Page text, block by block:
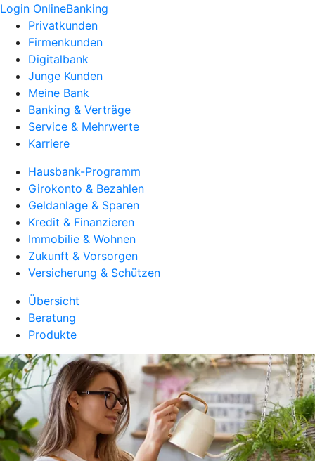
Login OnlineBanking
Privatkunden
Firmenkunden
Digitalbank
Junge Kunden
Meine Bank
Banking & Verträge
Service & Mehrwerte
Karriere
Hausbank-Programm
Girokonto & Bezahlen
Geldanlage & Sparen
Kredit & Finanzieren
Immobilie & Wohnen
Zukunft & Vorsorgen
Versicherung & Schützen
Übersicht
Beratung
Produkte